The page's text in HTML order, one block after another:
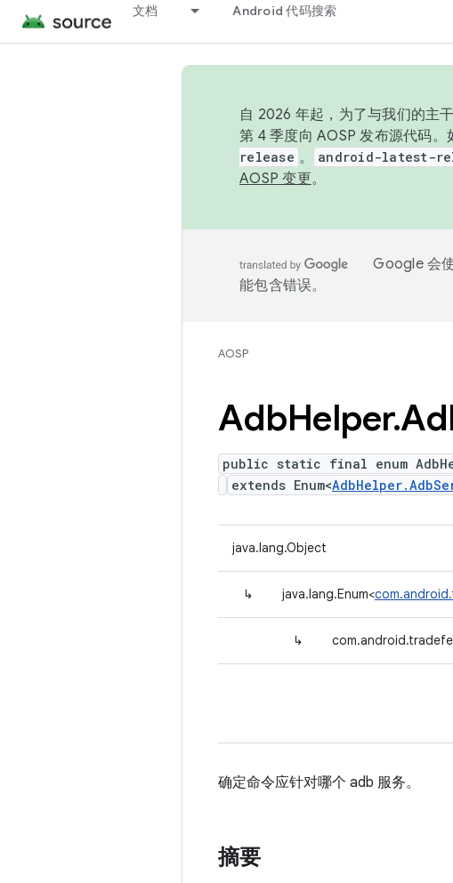
文档 Android 代码搜索
自 2026 年起，为了与我们的主
第 4 季度向 AOSP 发布源代码
release 。 android-latest-
AOSP 变更。
Google 会
能包含错误。
AOSP
AdbHelper.
public static final enum
extends Enum<
java.lang.Object
↳ java.lang.Enum<
↳
确定命令应针对哪个 adb 服务。
摘要